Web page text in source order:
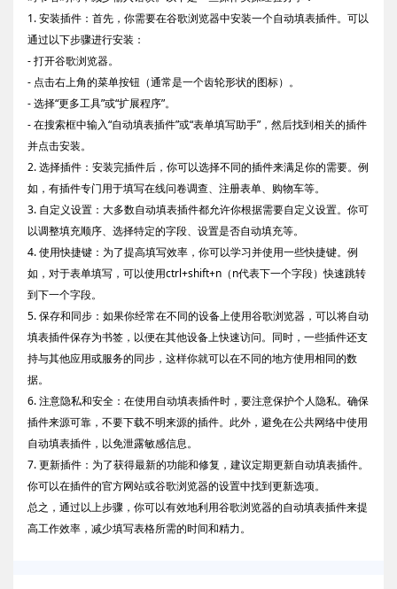
1. 安装插件：首先，你需要在谷歌浏览器中安装一个自动填表插件。可以
通过以下步骤进行安装：
- 打开谷歌浏览器。
- 点击右上角的菜单按钮（通常是一个齿轮形状的图标）。
- 选择“更多工具”或“扩展程序”。
- 在搜索框中输入“自动填表插件”或“表单填写助手”，然后找到相关的插件
并点击安装。
2. 选择插件：安装完插件后，你可以选择不同的插件来满足你的需要。例
如，有插件专门用于填写在线问卷调查、注册表单、购物车等。
3. 自定义设置：大多数自动填表插件都允许你根据需要自定义设置。你可
以调整填充顺序、选择特定的字段、设置是否自动填充等。
4. 使用快捷键：为了提高填写效率，你可以学习并使用一些快捷键。例
如，对于表单填写，可以使用ctrl+shift+n（n代表下一个字段）快速跳转
到下一个字段。
5. 保存和同步：如果你经常在不同的设备上使用谷歌浏览器，可以将自动
填表插件保存为书签，以便在其他设备上快速访问。同时，一些插件还支
持与其他应用或服务的同步，这样你就可以在不同的地方使用相同的数
据。
6. 注意隐私和安全：在使用自动填表插件时，要注意保护个人隐私。确保
插件来源可靠，不要下载不明来源的插件。此外，避免在公共网络中使用
自动填表插件，以免泄露敏感信息。
7. 更新插件：为了获得最新的功能和修复，建议定期更新自动填表插件。
你可以在插件的官方网站或谷歌浏览器的设置中找到更新选项。
总之，通过以上步骤，你可以有效地利用谷歌浏览器的自动填表插件来提
高工作效率，减少填写表格所需的时间和精力。